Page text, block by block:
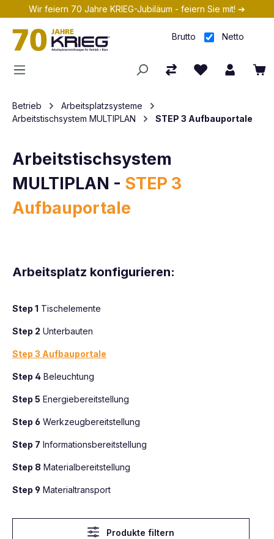
Zum Hauptinhalt springen
Wir feiern 70 Jahre KRIEG-Jubiläum - feiern Sie mit! ➔
Brutto Netto
Betrieb
Arbeitsplatzsysteme
Arbeitstischsystem MULTIPLAN
STEP 3 Aufbauportale
Arbeitstischsystem
MULTIPLAN - STEP 3
Aufbauportale
Arbeitsplatz konfigurieren:
Step 1 Tischelemente
Step 2 Unterbauten
Step 3 Aufbauportale
Step 4 Beleuchtung
Step 5 Energiebereitstellung
Step 6 Werkzeugbereitstellung
Step 7 Informationsbereitstellung
Step 8 Materialbereitstellung
Step 9 Materialtransport
Produkte filtern